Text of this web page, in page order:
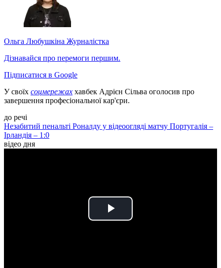
Ольга Любушкіна Журналістка
Дізнавайся про перемоги першим.
Підписатися в Google
У своїх соцмережах хавбек Адрієн Сільва оголосив про
завершення професіональної кар'єри.
до речі
Незабитий пенальті Роналду у відеоогляді матчу Португалія –
Ірландія – 1:0
відео дня
Play